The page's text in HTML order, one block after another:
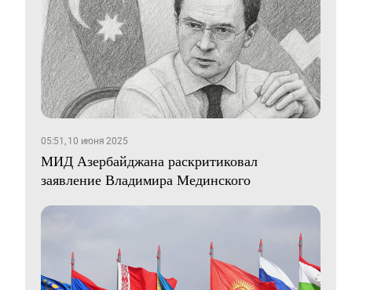
05:51, 10 июня 2025
МИД Азербайджана раскритиковал
заявление Владимира Мединского